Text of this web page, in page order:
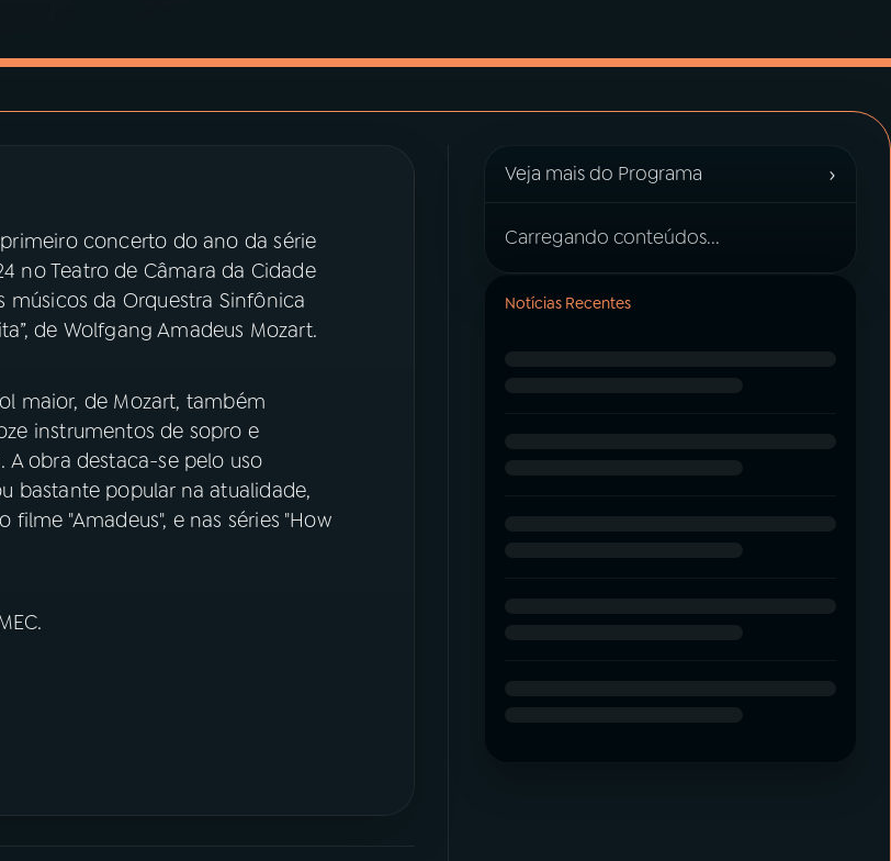
concerto do ano da série
no Teatro de Câmara da Cidade
músicos da Orquestra Sinfônica
de Wolfgang Amadeus Mozart.
maior, de Mozart, também
instrumentos de sopro e
obra destaca-se pelo uso
bastante popular na atualidade,
"Amadeus", e nas séries "How
Veja mais do Programa ›
Carregando conteúdos...
Notícias Recentes